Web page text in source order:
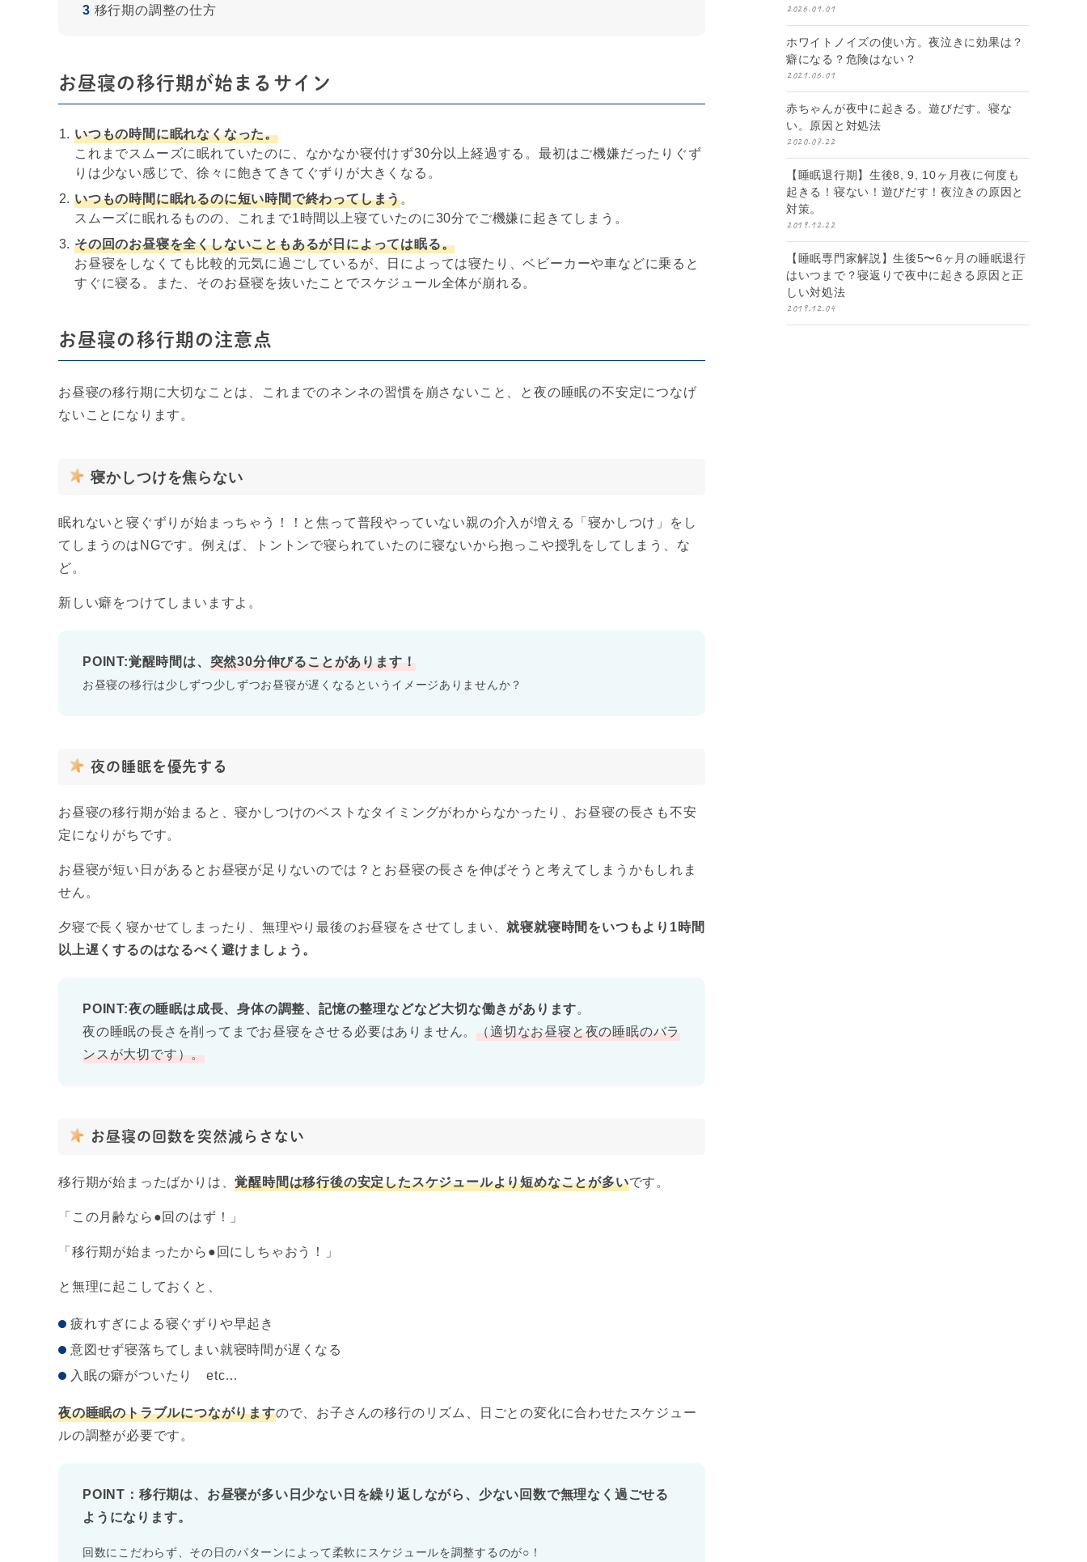
3 移行期の調整の仕方
お昼寝の移行期が始まるサイン
いつもの時間に眠れなくなった。
これまでスムーズに眠れていたのに、なかなか寝付けず30分以上経過する。最初はご機嫌だったりぐず
りは少ない感じで、徐々に飽きてきてぐずりが大きくなる。
いつもの時間に眠れるのに短い時間で終わってしまう。
スムーズに眠れるものの、これまで1時間以上寝ていたのに30分でご機嫌に起きてしまう。
その回のお昼寝を全くしないこともあるが日によっては眠る。
お昼寝をしなくても比較的元気に過ごしているが、日によっては寝たり、ベビーカーや車などに乗ると
すぐに寝る。また、そのお昼寝を抜いたことでスケジュール全体が崩れる。
お昼寝の移行期の注意点
お昼寝の移行期に大切なことは、これまでのネンネの習慣を崩さないこと、と夜の睡眠の不安定につなげ
ないことになります。
寝かしつけを焦らない
眠れないと寝ぐずりが始まっちゃう！！と焦って普段やっていない親の介入が増える「寝かしつけ」をし
てしまうのはNGです。例えば、トントンで寝られていたのに寝ないから抱っこや授乳をしてしまう、な
ど。
新しい癖をつけてしまいますよ。
POINT:覚醒時間は、 突然30分伸びることがあります！
お昼寝の移行は少しずつ少しずつお昼寝が遅くなるというイメージありませんか？
夜の睡眠を優先する
お昼寝の移行期が始まると、寝かしつけのベストなタイミングがわからなかったり、お昼寝の長さも不安
定になりがちです。
お昼寝が短い日があるとお昼寝が足りないのでは？とお昼寝の長さを伸ばそうと考えてしまうかもしれま
せん。
夕寝で長く寝かせてしまったり、無理やり最後のお昼寝をさせてしまい、就寝就寝時間をいつもより1時間
以上遅くするのはなるべく避けましょう。
POINT:夜の睡眠は成長、身体の調整、記憶の整理などなど大切な働きがあります。
夜の睡眠の長さを削ってまでお昼寝をさせる必要はありません。
（適切なお昼寝と夜の睡眠のバラ
ンスが大切です）。
お昼寝の回数を突然減らさない
移行期が始まったばかりは、覚醒時間は移行後の安定したスケジュールより短めなことが多いです。
「この月齢なら●回のはず！」
「 移行期が始まったから●回にしちゃおう！」
と無理に起こしておくと、
疲れすぎによる寝ぐずりや早起き
意図せず寝落ちてしまい就寝時間が遅くなる
入眠の癖がついたり etc…
夜の睡眠のトラブルにつながりますので、お子さんの移行のリズム、日ごとの変化に合わせたスケジュー
ルの調整が必要です。
POINT：移行期は、お昼寝が多い日少ない日を繰り返しながら、少ない回数で無理なく過ごせる
ようになります。
回数にこだわらず、その日のパターンによって柔軟にスケジュールを調整するのが○！
2026.01.01
ホワイトノイズの使い方。夜泣きに効果は？
癖になる？危険はない？
2021.06.01
赤ちゃんが夜中に起きる。遊びだす。寝な
い。原因と対処法
2020.07.22
【睡眠退行期】生後8, 9, 10ヶ月夜に何度も
起きる！寝ない！遊びだす！夜泣きの原因と
対策。
2019.12.22
【睡眠専門家解説】生後5〜6ヶ月の睡眠退行
はいつまで？寝返りで夜中に起きる原因と正
しい対処法
2019.12.04